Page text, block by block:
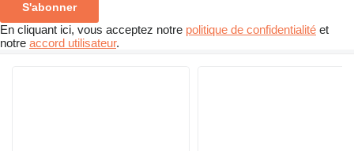
S'abonner
En cliquant ici, vous acceptez notre politique de confidentialité et
notre accord utilisateur.